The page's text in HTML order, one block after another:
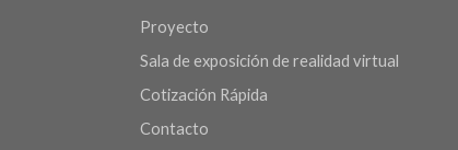
Proyecto
Sala de exposición de realidad virtual
Cotización Rápida
Contacto